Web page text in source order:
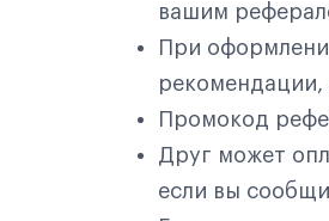
вашим
При
рекомендации,
Промокод
Друг может
если вы